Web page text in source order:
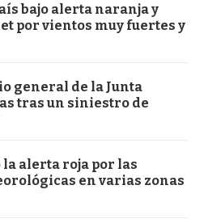
bajo alerta naranja y
por vientos muy fuertes y
general de la Junta
tras un siniestro de
alerta roja por las
en varias zonas